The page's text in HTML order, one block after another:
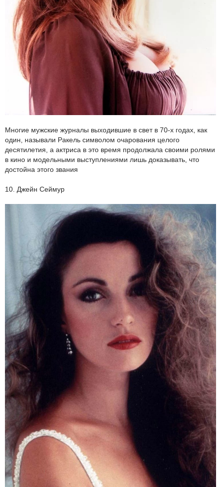
Многие мужские журналы выходившие в свет в 70-х годах, как
один, называли Ракель символом очарования целого
десятилетия, а актриса в это время продолжала своими ролями
в кино и модельными выступлениями лишь доказывать, что
достойна этого звания
10. Джейн Сеймур